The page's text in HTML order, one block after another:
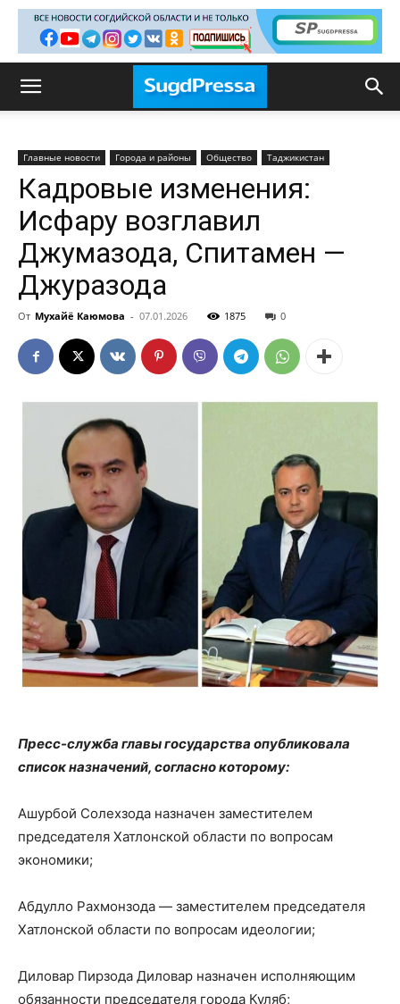
Главные новости Города и районы Общество Таджикистан
Кадровые изменения:
Исфару возглавил
Джумазода, Спитамен —
Джуразода
От Мухайё Каюмова - 07.01.2026 1875 0
Пресс-служба главы государства опубликовала
список назначений, согласно которому:
Ашурбой Солехзода назначен заместителем
председателя Хатлонской области по вопросам
экономики;
Абдулло Рахмонзода — заместителем председателя
Хатлонской области по вопросам идеологии;
Диловар Пирзода Диловар назначен исполняющим
обязанности председателя города Куляб;